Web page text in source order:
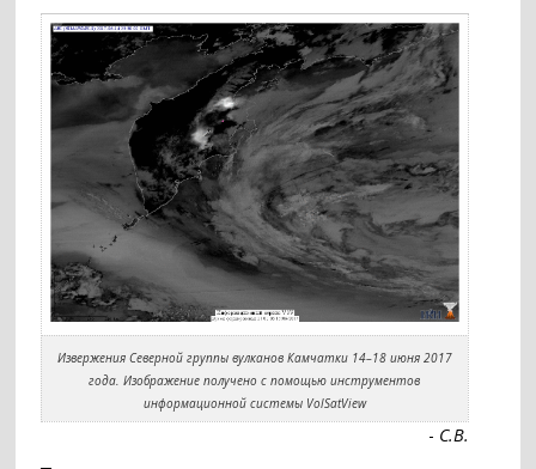
Извержения Северной группы вулканов Камчатки 14–18 июня 2017
года. Изображение получено с помощью инструментов
информационной системы VolSatView
- С.В.